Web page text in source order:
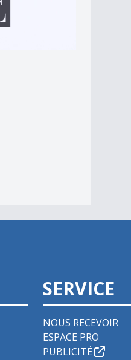
SERVICE
NOUS RECEVOIR
ESPACE PRO
PUBLICITÉ